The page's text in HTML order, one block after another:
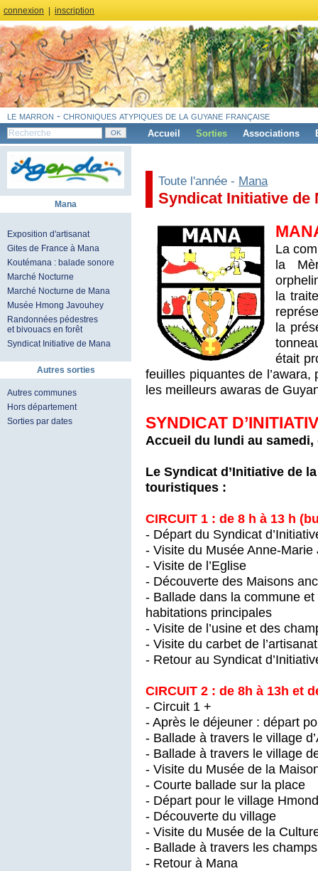
connexion inscription
le marron - chroniques atypiques de la guyane française
Accueil Sorties Associations
Mana
Exposition d'artisanat
Gites de France à Mana
Koutémana : balade sonore
Marché Nocturne
Marché Nocturne de Mana
Musée Hmong Javouhey
Randonnées pédestres
et bivouacs en forêt
Syndicat Initiative de Mana
Autres sorties
Autres communes
Hors département
Sorties par dates
Toute l'année - Mana
Syndicat Initiative de
La
la
la
la
était
feuilles piquantes de
les meilleurs awaras de
SYNDICAT
Accueil du lundi au samedi,
Le Syndicat d’Initiative de
touristiques :
CIRCUIT 1 : de 8 h à 13 h
- Départ du Syndicat
- Visite du Musée Anne-Marie
- Visite de l’Eglise
- Découverte des Maisons
- Ballade dans la commune
habitations principales
- Visite de l’usine et des
- Visite du carbet de l’artisanat
- Retour au Syndicat
CIRCUIT 2 : de 8h à 13h et
- Circuit 1 +
- Après le déjeuner : départ
- Ballade à travers le village
- Ballade à travers le village
- Visite du Musée de la
- Courte ballade sur la place
- Départ pour le village
- Découverte du village
- Visite du Musée de la
- Ballade à travers les
- Retour à Mana